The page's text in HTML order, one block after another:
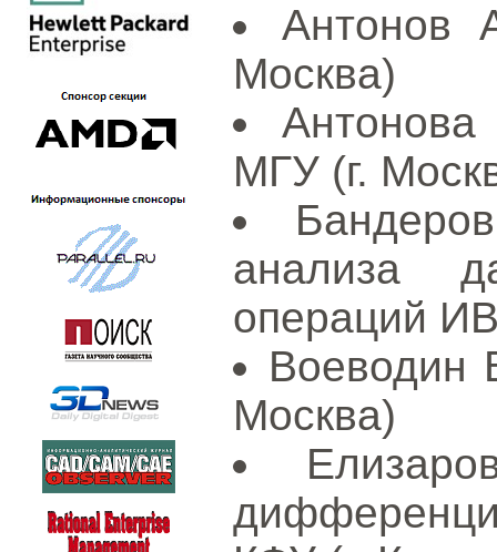
Антонов
Москва)
МГУ (г.
анализа
операций
Воеводин
Москва)